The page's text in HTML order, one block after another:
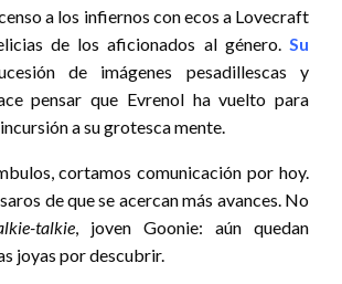
a los infiernos con ecos a Lovecraft
de los aficionados al género. Su
de imágenes pesadillescas y
pensar que Evrenol ha vuelto para
a su grotesca mente.
cortamos comunicación por hoy.
de que se acercan más avances. No
talkie
joven Goonie: aún quedan
joyas por descubrir.